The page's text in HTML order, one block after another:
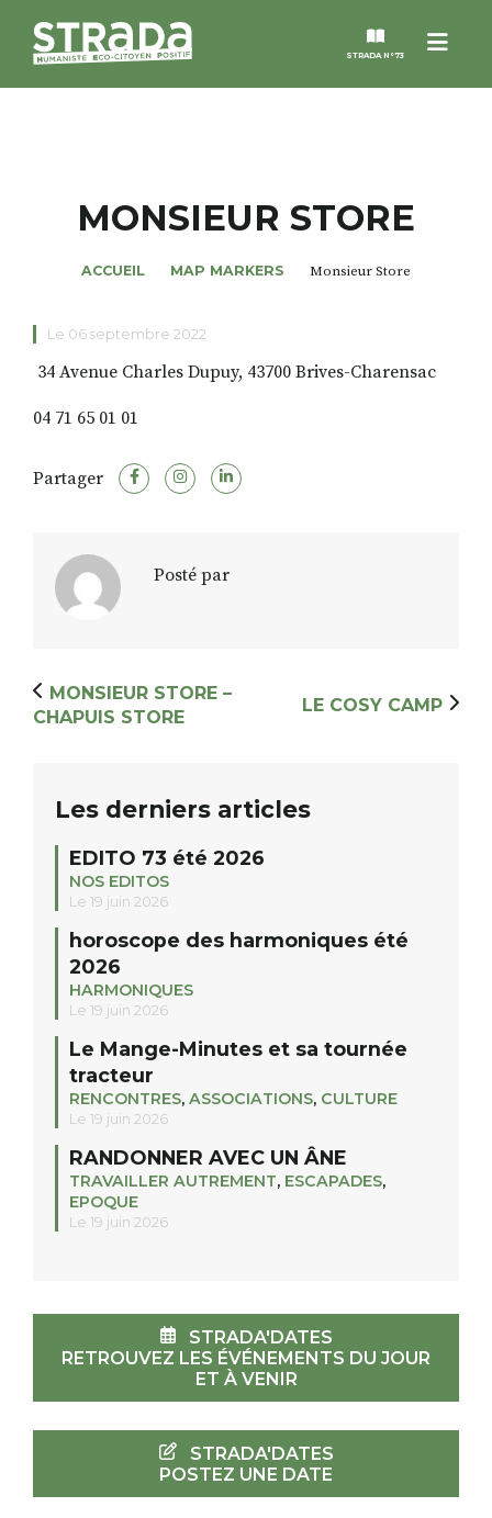
Menu
STRADA N°73
MAGAZINES
NOS THÈMES
STRADA’DATES
RECHERCHER
MONSIEUR STORE
ACCUEIL MAP MARKERS Monsieur Store
Le 06 septembre 2022
34 Avenue Charles Dupuy, 43700 Brives-Charensac
04 71 65 01 01
Partager
Posté par
MONSIEUR STORE –
CHAPUIS STORE
LE COSY CAMP
Les derniers articles
EDITO 73 été 2026
NOS EDITOS
Le 19 juin 2026
horoscope des harmoniques été
2026
HARMONIQUES
Le 19 juin 2026
Le Mange-Minutes et sa tournée
tracteur
RENCONTRES, ASSOCIATIONS, CULTURE
Le 19 juin 2026
RANDONNER AVEC UN ÂNE
TRAVAILLER AUTREMENT, ESCAPADES,
EPOQUE
Le 19 juin 2026
STRADA'DATES
RETROUVEZ LES ÉVÉNEMENTS DU JOUR
ET À VENIR
STRADA'DATES
POSTEZ UNE DATE